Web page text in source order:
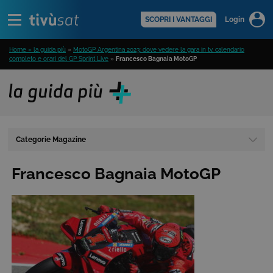
SCOPRI I VANTAGGI Login
Home » la guida più » MotoGP Argentina 2023: dove vedere la gara in tv, calendario
completo e orari del GP Sprint Live » Francesco Bagnaia MotoGP
Categorie Magazine
Francesco Bagnaia MotoGP